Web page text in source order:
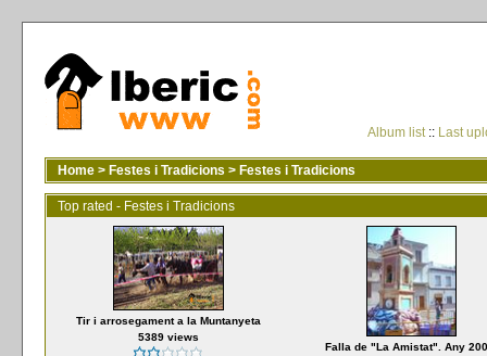
Album list:: Last
Home > Festes i Tradicions > Festes i Tradicions
Top rated - Festes i Tradicions
Tir i arrosegament a la Muntanyeta
5389 views
Falla de "La Amistat". Any